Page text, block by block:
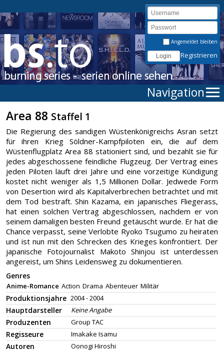
Angemeldet bleiben
Registrieren
Navigation
Area 88 Staffel 1
Die Regierung des sandigen Wüstenkönigreichs Asran setzt
für ihren Krieg Söldner-Kampfpiloten ein, die auf dem
Wüstenflugplatz Area 88 stationiert sind, und bezahlt sie für
jedes abgeschossene feindliche Flugzeug. Der Vertrag eines
jeden Piloten läuft drei Jahre und eine vorzeitige Kündigung
kostet nicht weniger als 1,5 Millionen Dollar. Jedwede Form
von Desertion wird als Kapitalverbrechen betrachtet und mit
dem Tod bestraft. Shin Kazama, ein japanisches Fliegerass,
hat einen solchen Vertrag abgeschlossen, nachdem er von
seinem damaligen besten Freund getäuscht wurde. Er hat die
Chance verpasst, seine Verlobte Ryoko Tsugumo zu heiraten
und ist nun mit den Schrecken des Krieges konfrontiert. Der
japanische Fotojournalist Makoto Shinjou ist unterdessen
angereist, um Shins Leidensweg zu dokumentieren.
Genres
Anime-Romance Action Drama Abenteuer Militär
Produktionsjahre 2004 - 2004
Hauptdarsteller Keine Angabe
Produzenten Group TAC
Regisseure Imakake Isamu
Autoren Oonogi Hiroshi